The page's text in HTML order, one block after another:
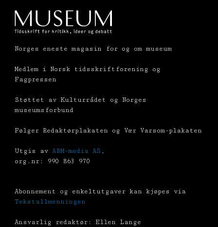
Norges eneste magasin for og om museum
Medlem i Norsk tidsskriftforening og
Fagpressen
Støttet av Kulturrådet og Norges
museumsforbund
Følger Redaktørplakaten og Vær Varsom-plakaten
Utgis av ABM-media AS ,
org.nr: 990 863 970
Abonnement og enkeltutgaver kan kjøpes via
Tekstallmenningen
Ansvarlig redaktør: Ellen Lange